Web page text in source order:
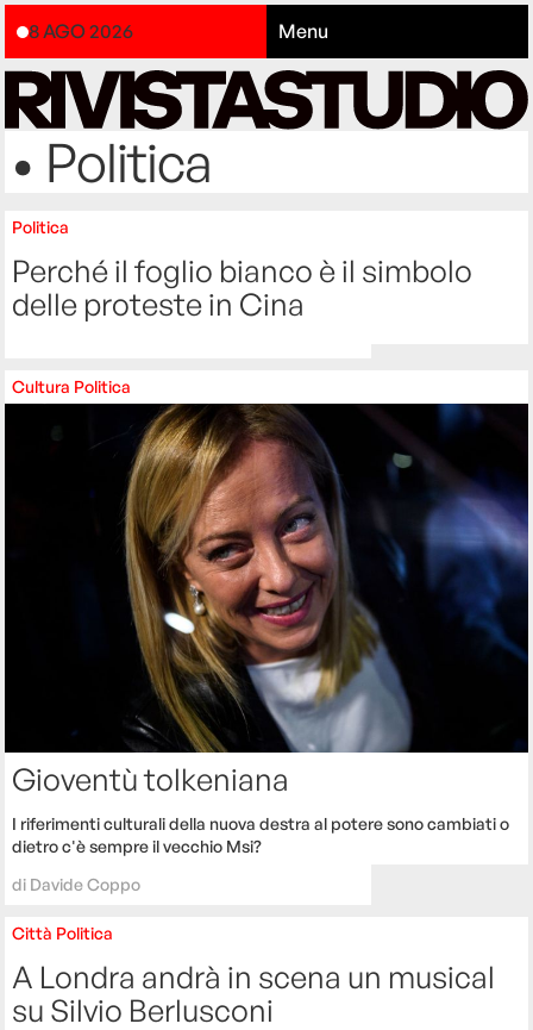
8 AGO 2026 Menu
• Politica
Politica
Perché il foglio bianco è il simbolo
delle proteste in Cina
Cultura Politica
Gioventù tolkeniana
I riferimenti culturali della nuova destra al potere sono cambiati o
dietro c'è sempre il vecchio Msi?
di Davide Coppo
Città Politica
A Londra andrà in scena un musical
su Silvio Berlusconi